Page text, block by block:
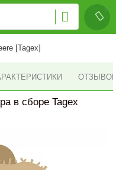
[Tagex]
ОТЗЫВОВ
в сборе Tagex